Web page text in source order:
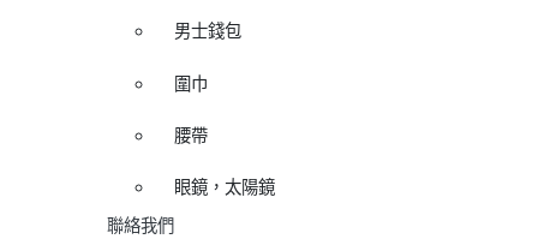
男士錢包
圍巾
腰帶
眼鏡，太陽鏡
聯絡我們